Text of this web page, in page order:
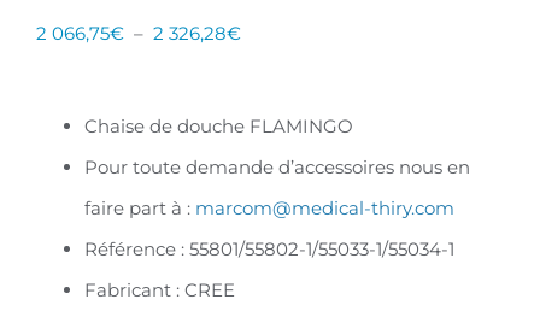
2 066,75€ – 2 326,28€
à
Chaise de douche FLAMINGO
Pour toute demande d’accessoires nous en
faire part à : marcom@medical-thiry.com
Référence : 55801/55802-1/55033-1/55034-1
Fabricant : CREE